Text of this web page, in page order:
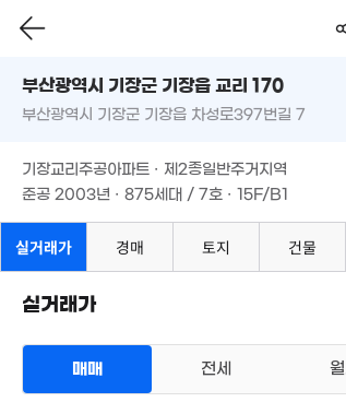
부산광역시 기장군 기장읍 교리 170
부산광역시 기장군 기장읍 차성로397번길 7
기장교리주공아파트 · 제2종일반주거지역
준공 2003년 · 875세대 / 7호 · 15F/B1
실거래가 경매 토지 건물
실거래가
매매 전세 월